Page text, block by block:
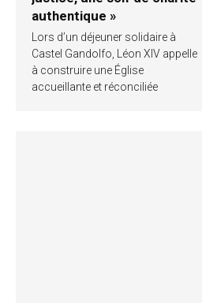
authentique »
Lors d’un déjeuner solidaire à
Castel Gandolfo, Léon XIV appelle
à construire une Église
accueillante et réconciliée